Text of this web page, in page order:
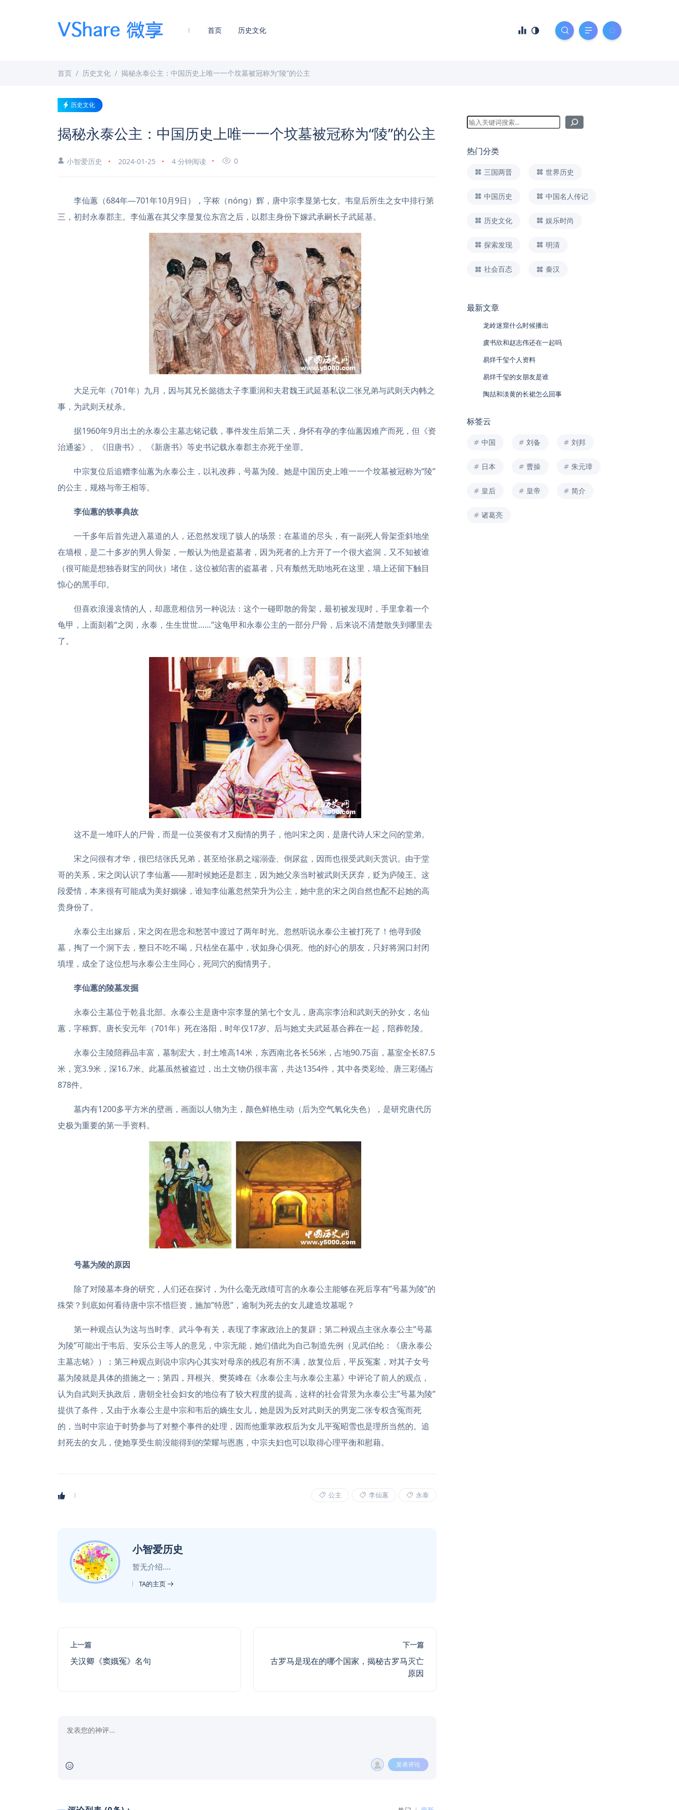
首页 历史文化
首页 历史文化 揭秘永泰公主：中国历史上唯一一个坟墓被冠称为“陵”的公主
历史文化
揭秘永泰公主：中国历史上唯一一个坟墓被冠称为“陵”的公主
小智爱历史 2024-01-25 4 分钟阅读 0
李仙蕙（684年—701年10月9日），字秾（nóng）辉，唐中宗李显第七女。韦皇后所生之女中排行第
三，初封永泰郡主。李仙蕙在其父李显复位东宫之后，以郡主身份下嫁武承嗣长子武延基。
大足元年（701年）九月，因与其兄长懿德太子李重润和夫君魏王武延基私议二张兄弟与武则天内帏之
事，为武则天杖杀。
据1960年9月出土的永泰公主墓志铭记载，事件发生后第二天，身怀有孕的李仙蕙因难产而死，但《资
治通鉴》、《旧唐书》、《新唐书》等史书记载永泰郡主亦死于坐罪。
中宗复位后追赠李仙蕙为永泰公主，以礼改葬，号墓为陵。她是中国历史上唯一一个坟墓被冠称为“陵”
的公主，规格与帝王相等。
李仙蕙的轶事典故
一千多年后首先进入墓道的人，还忽然发现了骇人的场景：在墓道的尽头，有一副死人骨架歪斜地坐
在墙根，是二十多岁的男人骨架，一般认为他是盗墓者，因为死者的上方开了一个很大盗洞，又不知被谁
（很可能是想独吞财宝的同伙）堵住，这位被陷害的盗墓者，只有颓然无助地死在这里，墙上还留下触目
惊心的黑手印。
但喜欢浪漫哀情的人，却愿意相信另一种说法：这个一碰即散的骨架，最初被发现时，手里拿着一个
龟甲，上面刻着“之闵，永泰，生生世世……”这龟甲和永泰公主的一部分尸骨，后来说不清楚散失到哪里去
了。
这不是一堆吓人的尸骨，而是一位英俊有才又痴情的男子，他叫宋之闵，是唐代诗人宋之问的堂弟。
宋之问很有才华，很巴结张氏兄弟，甚至给张易之端溺壶、倒尿盆，因而也很受武则天赏识。由于堂
哥的关系，宋之闵认识了李仙蕙——那时候她还是郡主，因为她父亲当时被武则天厌弃，贬为庐陵王。这
段爱情，本来很有可能成为美好姻缘，谁知李仙蕙忽然荣升为公主，她中意的宋之闵自然也配不起她的高
贵身份了。
永泰公主出嫁后，宋之闵在思念和愁苦中渡过了两年时光。忽然听说永泰公主被打死了！他寻到陵
墓，掏了一个洞下去，整日不吃不喝，只枯坐在墓中，状如身心俱死。他的好心的朋友，只好将洞口封闭
填埋，成全了这位想与永泰公主生同心，死同穴的痴情男子。
李仙蕙的陵墓发掘
永泰公主墓位于乾县北部。永泰公主是唐中宗李显的第七个女儿，唐高宗李治和武则天的孙女，名仙
蕙，字秾辉。唐长安元年（701年）死在洛阳，时年仅17岁。后与她丈夫武延基合葬在一起，陪葬乾陵。
永泰公主陵陪葬品丰富，墓制宏大，封土堆高14米，东西南北各长56米，占地90.75亩，墓室全长87.5
米，宽3.9米，深16.7米。此墓虽然被盗过，出土文物仍很丰富，共达1354件，其中各类彩绘、唐三彩俑占
878件。
墓内有1200多平方米的壁画，画面以人物为主，颜色鲜艳生动（后为空气氧化失色），是研究唐代历
史极为重要的第一手资料。
号墓为陵的原因
除了对陵墓本身的研究，人们还在探讨，为什么毫无政绩可言的永泰公主能够在死后享有”号墓为陵”的
殊荣？到底如何看待唐中宗不惜巨资，施加”特恩”，逾制为死去的女儿建造坟墓呢？
第一种观点认为这与当时李、武斗争有关，表现了李家政治上的复辟；第二种观点主张永泰公主”号墓
为陵”可能出于韦后、安乐公主等人的意见，中宗无能，她们借此为自己制造先例（见武伯纶：《唐永泰公
主墓志铭》）；第三种观点则说中宗内心其实对母亲的残忍有所不满，故复位后，平反冤案，对其子女号
墓为陵就是具体的措施之一；第四，拜根兴、樊英峰在《永泰公主与永泰公主墓》中评论了前人的观点，
认为自武则天执政后，唐朝全社会妇女的地位有了较大程度的提高，这样的社会背景为永泰公主”号墓为陵”
提供了条件，又由于永泰公主是中宗和韦后的嫡生女儿，她是因为反对武则天的男宠二张专权含冤而死
的，当时中宗迫于时势参与了对整个事件的处理，因而他重掌政权后为女儿平冤昭雪也是理所当然的。 追
封死去的女儿，使她享受生前没能得到的荣耀与恩惠，中宗夫妇也可以取得心理平衡和慰藉。
公主 李仙蕙 永泰
小智爱历史
暂无介绍....
TA的主页
上一篇
关汉卿《窦娥冤》名句
下一篇
古罗马是现在的哪个国家，揭秘古罗马灭亡
原因
发表评论
热门分类
三国两晋 世界历史
中国历史 中国名人传记
历史文化 娱乐时尚
探索发现 明清
社会百态 秦汉
最新文章
龙岭迷窟什么时候播出
虞书欣和赵志伟还在一起吗
易烊千玺个人资料
易烊千玺的女朋友是谁
陶喆和淡黄的长裙怎么回事
标签云
中国 刘备 刘邦
日本 曹操 朱元璋
皇后 皇帝 简介
诸葛亮